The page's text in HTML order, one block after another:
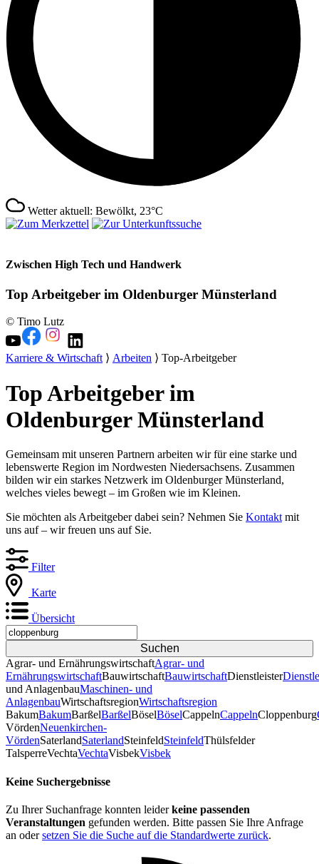
Wetter aktuell: Bewölkt, 23°C
Zwischen High Tech und Handwerk
Top Arbeitgeber im Oldenburger Münsterland
© Timo Lutz
Karriere & Wirtschaft⟩ Arbeiten ⟩ Top-Arbeitgeber
Top Arbeitgeber im
Oldenburger Münsterland
Gemeinsam mit unseren Partnern arbeiten wir für eine starke und
lebenswerte Region im Nordwesten Niedersachsens. Zusammen
bilden wir ein starkes Netzwerk im Oldenburger Münsterland,
welches vieles bewegt – im Großen wie im Kleinen.
Sie möchten als Arbeitgeber dabei sein? Nehmen Sie Kontakt mit
uns auf – wir freuen uns auf Sie.
Filter
Karte
Übersicht
Agrar- und ErnährungswirtschaftAgrar- und
ErnährungswirtschaftBauwirtschaftBauwirtschaftDienstleister
und AnlagenbauMaschinen- und
AnlagenbauWirtschaftsregionWirtschaftsregion
BakumBakumBarßelBarßelBöselBöselCappelnCappelnCloppenburg
VördenNeuenkirchen-
VördenSaterlandSaterlandSteinfeldSteinfeldThülsfelder
TalsperreVechtaVechtaVisbekVisbek
Keine Suchergebnisse
Zu Ihrer Suchanfrage konnten leiderkeine passenden
Veranstaltungen gefunden werden. Bitte passen Sie Ihre Anfrage
an odersetzen Sie die Suche auf die Standardwerte zurück.